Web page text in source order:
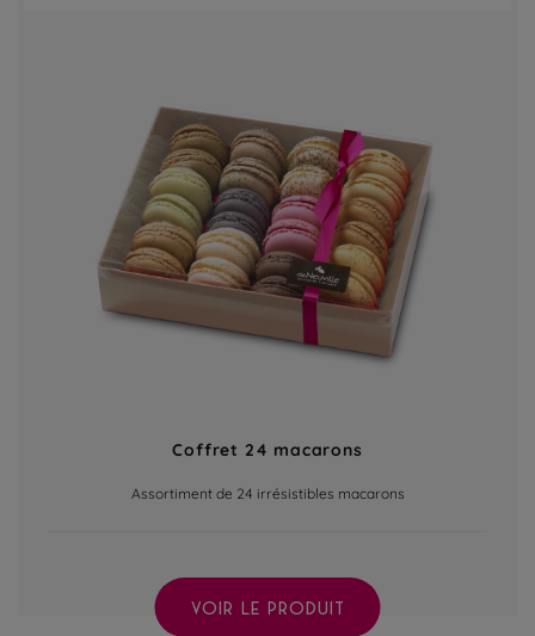
Coffret 24 macarons
Assortiment de 24 irrésistibles macarons
VOIR LE PRODUIT